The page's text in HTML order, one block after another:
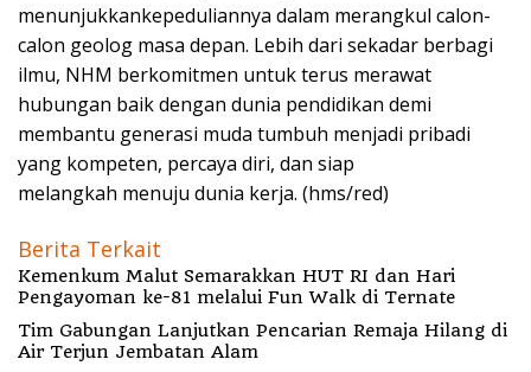
menunjukkankepeduliannya dalam merangkul calon-
calon geolog masa depan. Lebih dari sekadar berbagi
ilmu, NHM berkomitmen untuk terus merawat
hubungan baik dengan dunia pendidikan demi
membantu generasi muda tumbuh menjadi pribadi
yang kompeten, percaya diri, dan siap
melangkah menuju dunia kerja. (hms/red)
Berita Terkait
Kemenkum Malut Semarakkan HUT RI dan Hari
Pengayoman ke-81 melalui Fun Walk di Ternate
Tim Gabungan Lanjutkan Pencarian Remaja Hilang di
Air Terjun Jembatan Alam